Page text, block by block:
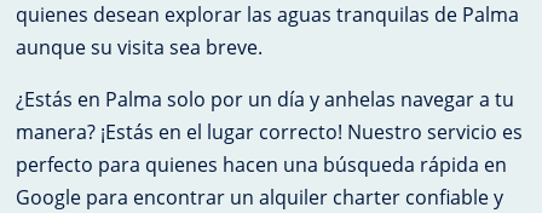
quienes desean explorar las aguas tranquilas de Palma
aunque su visita sea breve.
¿Estás en Palma solo por un día y anhelas navegar a tu
manera? ¡Estás en el lugar correcto! Nuestro servicio es
perfecto para quienes hacen una búsqueda rápida en
Google para encontrar un alquiler charter confiable y